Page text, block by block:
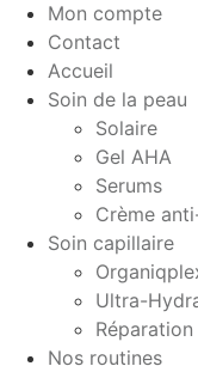
Mon compte
Contact
Accueil
Soin de la peau
Solaire
Gel AHA
Serums
Crème
Soin capillaire
Ultra-
Nos routines